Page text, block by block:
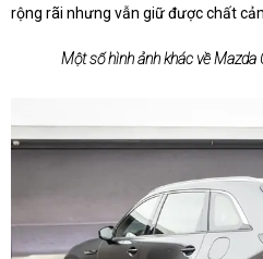
rộng rãi nhưng vẫn giữ được chất
Một số hình ảnh khác về